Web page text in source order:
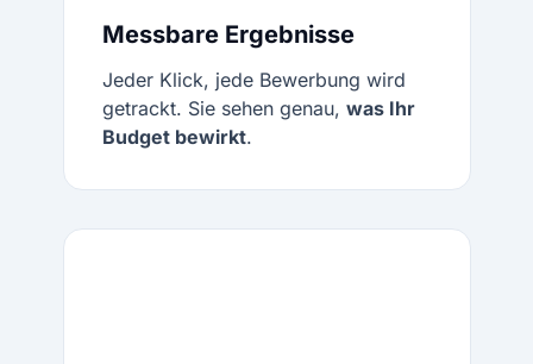
Messbare Ergebnisse
Jeder Klick, jede Bewerbung wird
getrackt. Sie sehen genau, was Ihr
Budget bewirkt.